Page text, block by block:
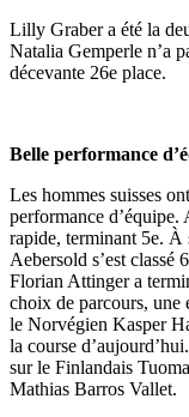
Lilly Graber a été la
Natalia Gemperle n’a
décevante 26e place.
Belle performance
Les hommes suisses
performance
rapide, terminant 5e. À
Aebersold s’est classé
Florian Attinger a
choix de parcours, une
le Norvégien Kasper
la course
sur le Finlandais
Mathias Barros Vallet.